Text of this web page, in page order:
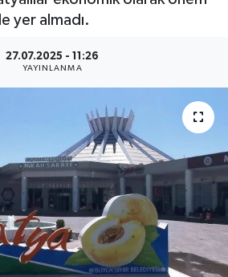
yer almadı.
27.07.2025 - 11:26
YAYINLANMA